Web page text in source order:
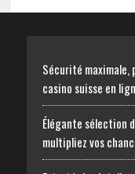
Sécurité maximale,
casino suisse en
Élégante sélection
multipliez vos